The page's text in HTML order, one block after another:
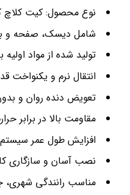
نوع محصول: کیت کلاچ
شامل دیسک، صفحه و
تولید شده از مواد اولیه
انتقال نرم و یکنواخت
تعویض دنده روان و بدون
مقاومت بالا در برابر
افزایش طول عمر سیستم
نصب آسان و سازگاری
مناسب رانندگی شهری،